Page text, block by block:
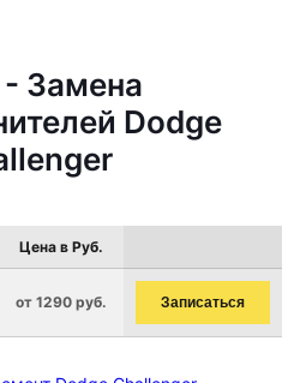
Замена
Dodge
Цена в Руб.
от 1290 руб. Записаться